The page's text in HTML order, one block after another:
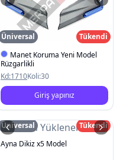
Üniversal
Tükendi
Manet Koruma Yeni Model
Rüzgarlikli
Kd:1710Koli:30
Giriş yapınız
Resim Yüklenemedi
Üniversal
Tükendi
Ayna Dikiz x5 Model